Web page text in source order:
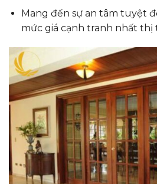
Mang đến sự an tâm tuyệt
mức giá cạnh tranh nhất thị